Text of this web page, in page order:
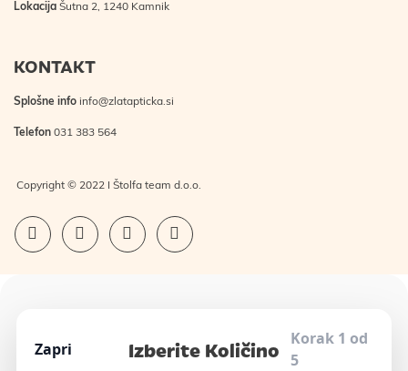
Lokacija Šutna 2, 1240 Kamnik
KONTAKT
Splošne info info@zlatapticka.si
Telefon 031 383 564
Copyright © 2022 I Štolfa team d.o.o.
Zapri Izberite Količino
Korak 1 od
5